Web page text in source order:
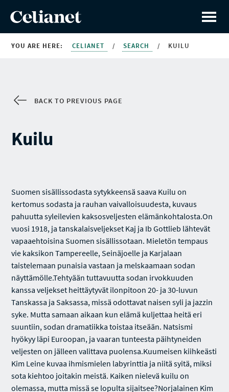
YOU ARE HERE: CELIANET / SEARCH / KUILU
BACK TO PREVIOUS PAGE
Kuilu
Suomen sisällissodasta sytykkeensä saava Kuilu on
kertomus sodasta ja rauhan vaivalloisuudesta, kuvaus
pahuutta syleilevien kaksosveljesten elämänkohtalosta.On
vuosi 1918, ja tanskalaisveljekset Kaj ja Ib Gottlieb lähtevät
vapaaehtoisina Suomen sisällissotaan. Mieletön tempaus
vie kaksikon Tampereelle, Seinäjoelle ja Karjalaan
taistelemaan punaisia vastaan ja melskaamaan sodan
näyttämölle.Tehtyään tuttavuutta sodan irvokkuuden
kanssa veljekset heittäytyvät ilonpitoon 20- ja 30-luvun
Tanskassa ja Saksassa, missä odottavat naisen syli ja jazzin
syke. Mutta samaan aikaan kun elämä kuljettaa heitä eri
suuntiin, sodan dramatiikka toistaa itseään. Natsismi
hyökyy läpi Euroopan, ja vaaran tunteesta päihtyneiden
veljesten on jälleen valittava puolensa.Kuumeisen kiihkeästi
Kim Leine kuvaa ihmismielen labyrinttia ja niitä syitä, miksi
sota kiehtoo joitakin meistä. Kaiken nielevä kuilu on
olemassa, mutta missä se lopulta sijaitsee?Norjalainen Kim